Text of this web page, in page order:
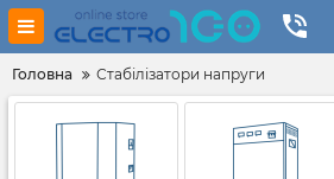
Головна Стабілізатори напруги